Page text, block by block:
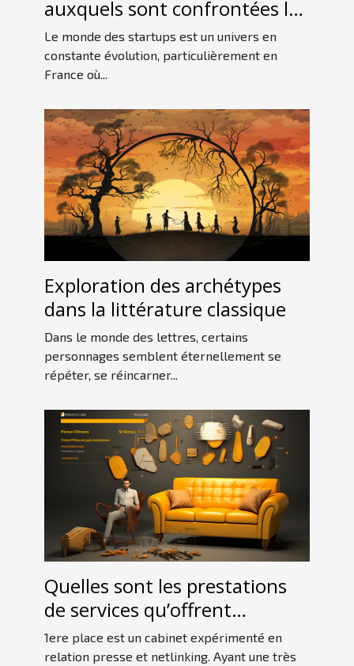
auxquels sont confrontées les
startups françaises sur le
marché international
Le monde des startups est un univers en
constante évolution, particulièrement en
France où...
Exploration des archétypes
dans la littérature classique
Dans le monde des lettres, certains
personnages semblent éternellement se
répéter, se réincarner...
Quelles sont les prestations
de services qu’offrent
1erePlace ?
1ere place est un cabinet expérimenté en
relation presse et netlinking. Ayant une très